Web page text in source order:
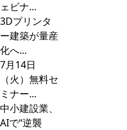
ェビナ...
3Dプリンタ
ー建築が量産
化へ...
7月14日
（火）無料セ
ミナー...
中小建設業、
AIで“逆襲